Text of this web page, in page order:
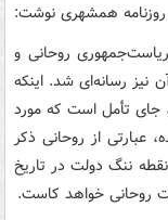
روزنامه همشهری نوشت:
روحانی و
نیز رسانه‌ای شد. اینکه
جای تأمل است که مورد
عبارتی از روحانی ذکر
ننگ دولت در تاریخ
روحانی خواهد کاست.